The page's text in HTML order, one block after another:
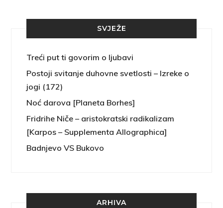
SVJEŽE
Treći put ti govorim o ljubavi
Postoji svitanje duhovne svetlosti – Izreke o
jogi (172)
Noć darova [Planeta Borhes]
Fridrihe Niče – aristokratski radikalizam
[Karpos – Supplementa Allographica]
Badnjevo VS Bukovo
ARHIVA